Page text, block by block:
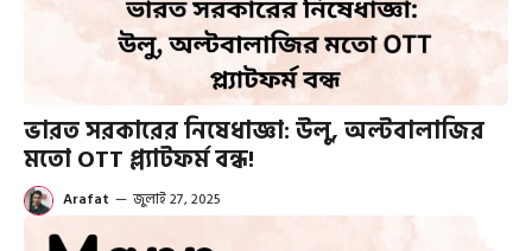
ভারত সরকারের নিষেধাজ্ঞা: উলু, অল্টবালাজির
মতো OTT প্ল্যাটফর্ম বন্ধ!
Arafat — জুলাই 27, 2025